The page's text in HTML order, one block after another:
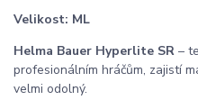
Velikost: ML
Helma Bauer Hyperlite SR –
profesionálním hráčům, zajistí
velmi odolný.